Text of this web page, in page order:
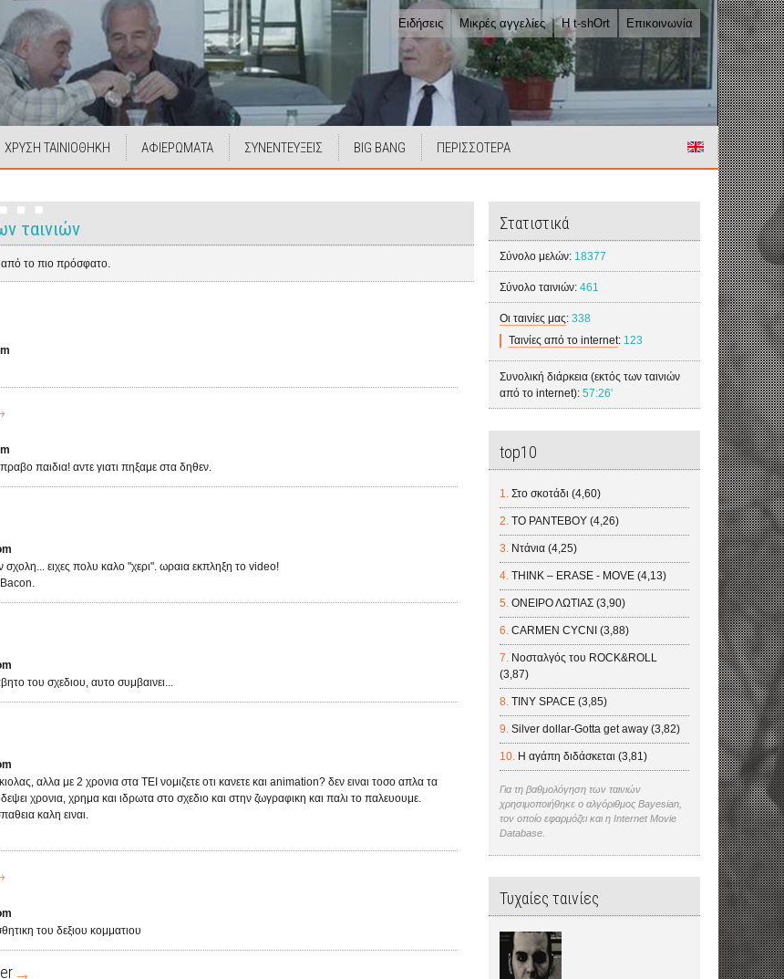
Ειδήσεις Μικρές αγγελίες Η t-shOrt Επικοινωνία
ΧΡΥΣΗ ΤΑΙΝΙΟΘΗΚΗ ΑΦΙΕΡΩΜΑΤΑ ΣΥΝΕΝΤΕΥΞΕΙΣ BIG BANG ΠΕΡΙΣΣΟΤΕΡΑ
ταινιών
από το πιο πρόσφατο.
παιδια! αντε γιατι πηξαμε στα δηθεν.
σχολη... ειχες πολυ καλο "χερι". ωραια εκπληξη το video!
του σχεδιου, αυτο συμβαινει...
αλλα με 2 χρονια στα ΤΕΙ νομιζετε οτι κανετε και animation? δεν ειναι τοσο απλα τα
χρονια, χρημα και ιδρωτα στο σχεδιο και στην ζωγραφικη και παλι το παλευουμε.
καλη ειναι.
του δεξιου κομματιου
Στατιστικά
Σύνολο μελών: 18377
Σύνολο ταινιών:461
Οι ταινίες μας:338
Ταινίες από το internet: 123
Συνολική διάρκεια (εκτός των ταινιών
από το internet):57:26'
top10
Στο σκοτάδι (4,60)
ΤΟ ΡΑΝΤΕΒΟΥ (4,26)
Ντάνια (4,25)
THINK – ERASE - MOVE (4,13)
ΟΝΕΙΡΟ ΛΩΤΙΑΣ (3,90)
CARMEN CYCNI (3,88)
Νοσταλγός του ROCK&ROLL
(3,87)
TINY SPACE (3,85)
Silver dollar-Gotta get away (3,82)
Η αγάπη διδάσκεται (3,81)
Για τη βαθμολόγηση των ταινιών
χρησιμοποιήθηκε ο αλγόριθμος Bayesian,
τον οποίο εφαρμόζει και η Internet Movie
Database.
Τυχαίες ταινίες